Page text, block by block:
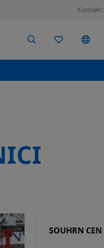
Kontakt:
SOUHRN CEN